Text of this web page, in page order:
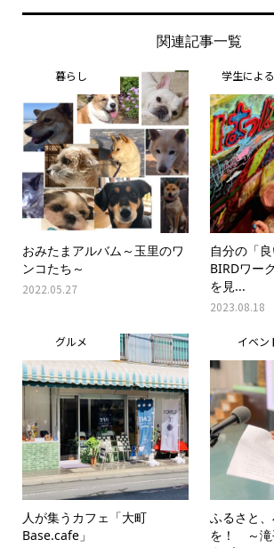
関連記事一覧
暮らし
おみたまアルバム～玉里のワ
ンコたち～
2022.05.27
学生によ
自分の「
BIRDワー
を見...
2023.08.18
グルメ
人が集うカフェ「大町
Base.cafe」
イベン
ふるさと
を！ ～滝